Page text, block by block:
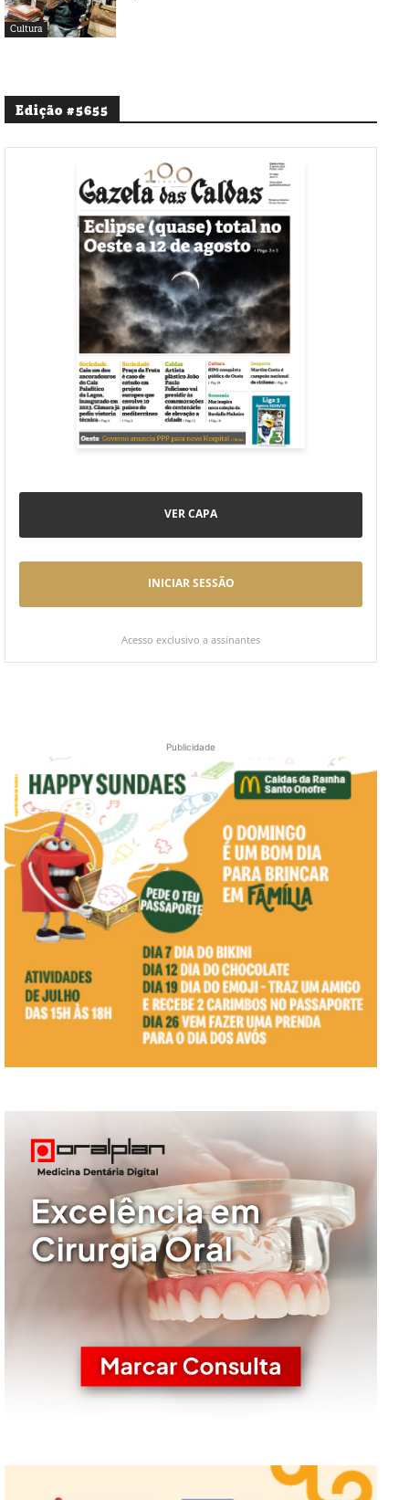
Cultura
Edição #5655
VER CAPA
INICIAR SESSÃO
Acesso exclusivo a assinantes
Publicidade